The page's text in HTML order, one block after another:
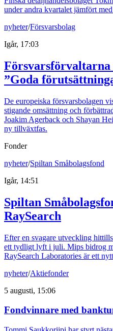
under andra kvartalet jämfört
nyheter/Försvarsbolag
Igår, 17:03
”Goda
De europeiska försvarsbolagen
stigande omsättning och
Joakim Agerback och Shayan
ny tillväxtfas.
Fonder
nyheter/Spiltan Småbolagsfond
Igår, 14:51
Spiltan
RaySearch
Efter en svagare utveckling
ett tydligt lyft i juli. Mips bidrog
RaySearch Laboratories är ett
nyheter/Aktiefonder
5 augusti, 15:06
Fondvinnare med